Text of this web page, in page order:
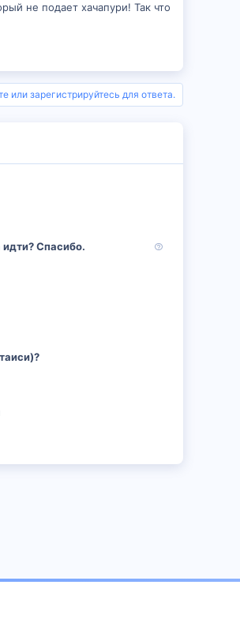
не подает хачапури! Так что
или зарегистрируйтесь для ответа.
Спасибо.